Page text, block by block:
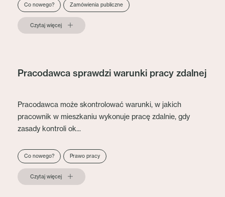
Co nowego? Zamówienia publiczne
Czytaj więcej
Pracodawca sprawdzi warunki pracy zdalnej
Pracodawca może skontrolować warunki, w jakich
pracownik w mieszkaniu wykonuje pracę zdalnie, gdy
zasady kontroli ok...
Co nowego? Prawo pracy
Czytaj więcej